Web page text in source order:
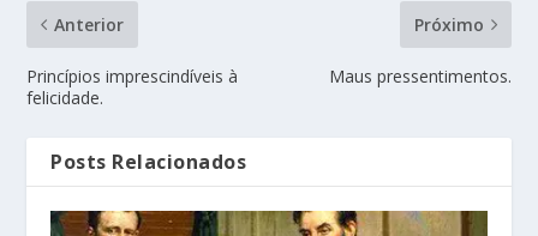
Anterior
Princípios imprescindíveis à
felicidade.
Próximo
Maus pressentimentos.
Posts Relacionados